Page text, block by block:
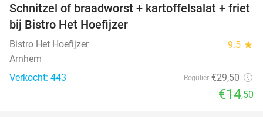
51%
Schnitzel of braadworst + kartoffelsalat + friet
bij Bistro Het Hoefijzer
Bistro Het Hoefijzer 9.5 star
Arnhem
Verkocht: 443
Regulier €29,50
€14,50